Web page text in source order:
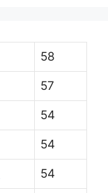
58
57
54
54
54